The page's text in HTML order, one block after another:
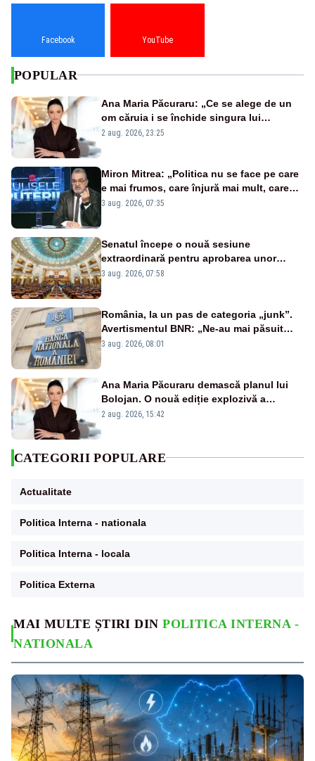
MAI MULTE ȘTIRI DINPOLITICA INTERNA -
NATIONALA
Facebook YouTube
POPULAR
Ana Maria Păcuraru: „Ce se alege de un
om căruia i se închide singura lui
portiță?”
2 aug. 2026, 23:25
Miron Mitrea: „Politica nu se face pe care
e mai frumos, care înjură mai mult, care
țipă mai tare, ci pe proiecte”
3 aug. 2026, 07:35
Senatul începe o nouă sesiune
extraordinară pentru aprobarea unor
jaloane din PNRR
3 aug. 2026, 07:58
România, la un pas de categoria „junk”.
Avertismentul BNR: „Ne-au mai păsuit
pentru câteva luni”
3 aug. 2026, 08:01
Ana Maria Păcuraru demască planul lui
Bolojan. O nouă ediție explozivă a
emisiunii „Miza Zilei” la Realitatea PLUS
2 aug. 2026, 15:42
CATEGORII POPULARE
Actualitate
Politica Interna - nationala
Politica Interna - locala
Politica Externa